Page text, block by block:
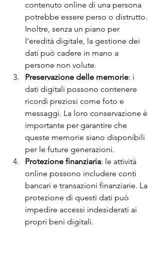
contenuto online di una persona
potrebbe essere perso o distrutto.
Inoltre, senza un piano per
l'eredità digitale, la gestione dei
dati può cadere in mano a
persone non volute.
Preservazione delle memorie: i
dati digitali possono contenere
ricordi preziosi come foto e
messaggi. La loro conservazione è
importante per garantire che
queste memorie siano disponibili
per le future generazioni.
Protezione finanziaria: le attività
online possono includere conti
bancari e transazioni finanziarie. La
protezione di questi dati può
impedire accessi indesiderati ai
propri beni digitali.